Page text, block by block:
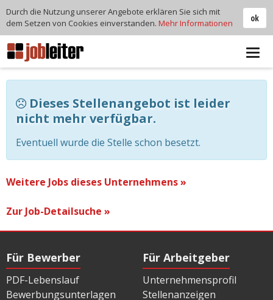
Dieses Stellenangebot ist leider
nicht mehr verfügbar.
Eventuell wurde die Stelle schon besetzt.
Weitere Jobs dieses Unternehmens »
Zur Job-Detailsuche »
Für Bewerber
PDF-Lebenslauf
Bewerbungsunterlagen
Für Arbeitgeber
Unternehmensprofil
Stellenanzeigen
ok
Durch die Nutzung unserer Angebote erklären Sie sich mit
dem Setzen von Cookies einverstanden. Mehr Informationen